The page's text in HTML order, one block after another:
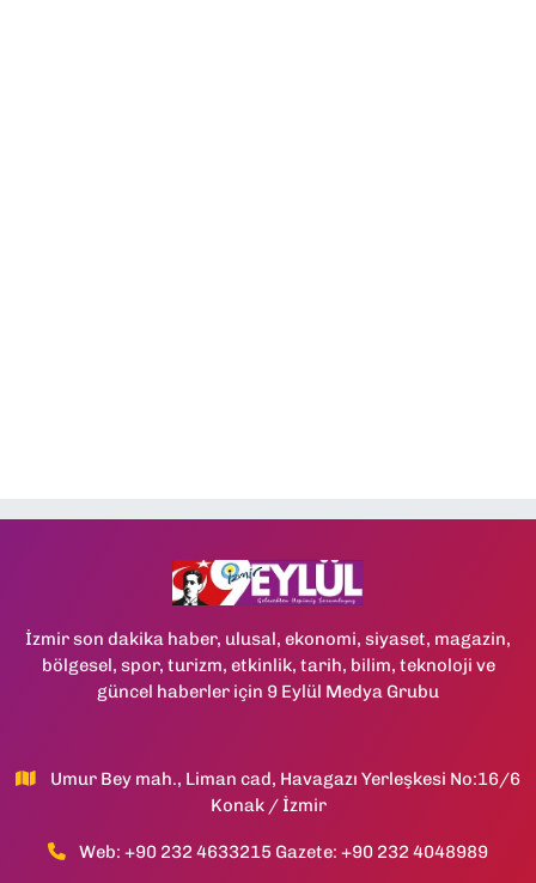
İzmir son dakika haber, ulusal, ekonomi, siyaset, magazin,
bölgesel, spor, turizm, etkinlik, tarih, bilim, teknoloji ve
güncel haberler için 9 Eylül Medya Grubu
Umur Bey mah., Liman cad, Havagazı Yerleşkesi No:16/6
Konak / İzmir
Web: +90 232 4633215 Gazete: +90 232 4048989